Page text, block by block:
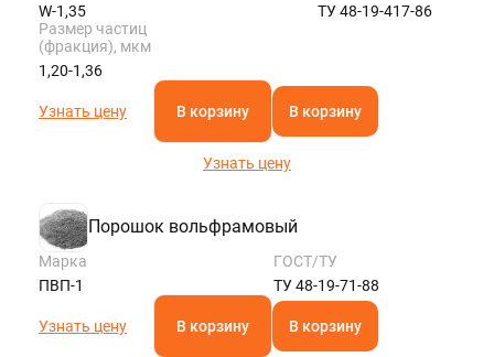
W-1,35
ТУ 48-19-417-86
Размер частиц
(фракция), мкм
1,20-1,36
Узнать цену В корзину В корзину
Узнать цену
Порошок вольфрамовый
Марка
ПВП-1
ГОСТ/ТУ
ТУ 48-19-71-88
Узнать цену В корзину В корзину